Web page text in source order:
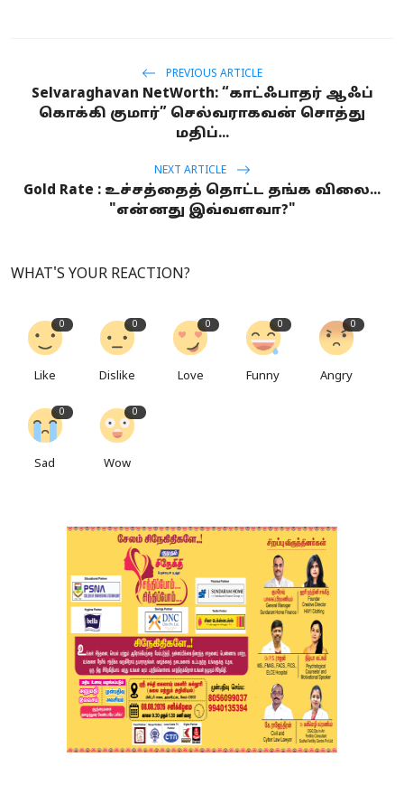
PREVIOUS ARTICLE
Selvaraghavan NetWorth: “காட்ஃபாதர் ஆஃப்
கொக்கி குமார்” செல்வராகவன் சொத்து
மதிப்...
NEXT ARTICLE
Gold Rate : உச்சத்தைத் தொட்ட தங்க விலை...
"என்னது இவ்வளவா?"
WHAT'S YOUR REACTION?
0
Like
0
Dislike
0
Love
0
Funny
0
Angry
0
Sad
0
Wow